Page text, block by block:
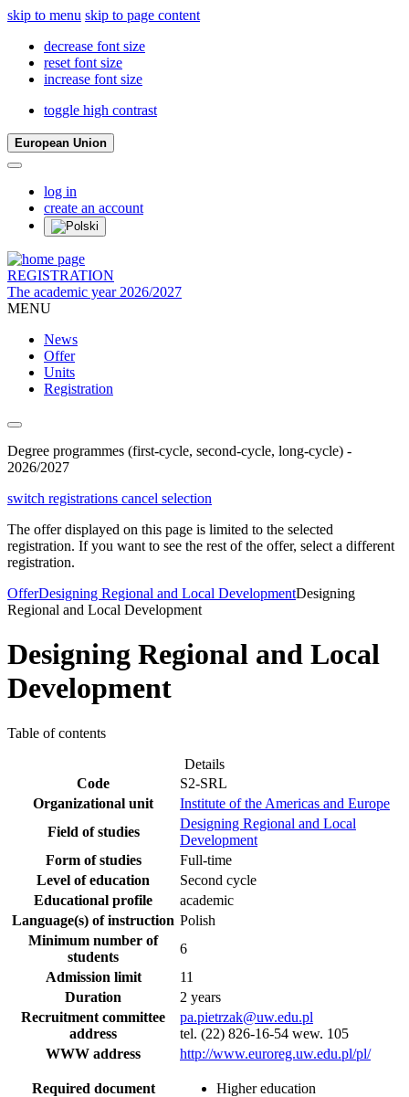
skip to menu skip to page content
decrease font size
reset font size
increase font size
toggle high contrast
European Union
log in
create an account
REGISTRATION
The academic year 2026/2027
MENU
News
Offer
Units
Registration
Degree programmes (first-cycle, second-cycle, long-cycle) -
2026/2027
switch registrations cancel selection
The offer displayed on this page is limited to the selected
registration. If you want to see the rest of the offer, select a different
registration.
OfferDesigning Regional and Local DevelopmentDesigning
Regional and Local Development
Designing Regional and Local
Development
Table of contents
Details
Code
S2-SRL
Organizational unit
Institute of the Americas and Europe
Field of studies
Designing Regional and Local
Development
Form of studies
Full-time
Level of education
Second cycle
Educational profile
academic
Language(s) of instruction Polish
Minimum number of
students
6
Admission limit
11
Duration
2 years
Recruitment committee
address
pa.pietrzak@uw.edu.pl
tel. (22) 826-16-54 wew. 105
WWW address
http://www.euroreg.uw.edu.pl/pl/
Required document Higher education